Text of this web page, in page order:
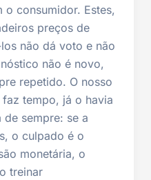
o consumidor. Estes,
preços de
não dá voto e não
não é novo,
repetido. O nosso
tempo, já o havia
sempre: se a
o culpado é o
monetária, o
treinar